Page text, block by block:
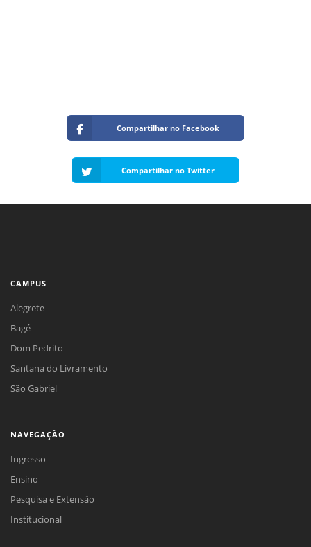
Compartilhar no Facebook
Compartilhar no Twitter
CAMPUS
Alegrete
Bagé
Dom Pedrito
Santana do Livramento
São Gabriel
NAVEGAÇÃO
Ingresso
Ensino
Pesquisa e Extensão
Institucional